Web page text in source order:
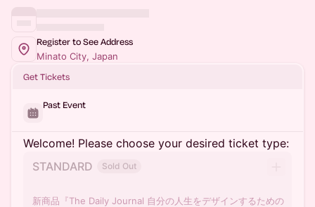
Register to See Address
Minato City, Japan
Get Tickets
Past Event
Welcome! Please choose your desired ticket type:
STANDARD
Sold Out
新商品『The Daily Journal 自分の人生をデザインするための